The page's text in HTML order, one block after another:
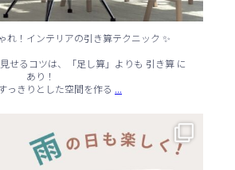
れ！インテリアの引き算テクニック ✨
せるコツは、「足し算」よりも 引き算 に
あり！
っきりとした空間を作る ...
に！室内でできる遊びアイデア 🌈
...